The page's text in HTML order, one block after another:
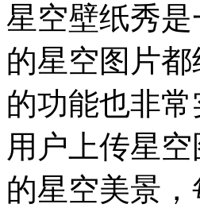
星空壁纸秀
的星空图片
的功能也非
用户上传星
的星空美景